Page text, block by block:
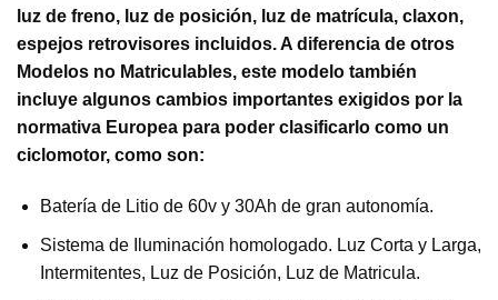
luz de freno, luz de posición, luz de matrícula, claxon,
espejos retrovisores incluidos. A diferencia de otros
Modelos no Matriculables, este modelo también
incluye algunos cambios importantes exigidos por la
normativa Europea para poder clasificarlo como un
ciclomotor, como son:
Batería de Litio de 60v y 30Ah de gran autonomía.
Sistema de Iluminación homologado. Luz Corta y Larga,
Intermitentes, Luz de Posición, Luz de Matricula.